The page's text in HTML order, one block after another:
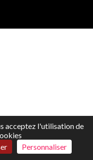
acceptez l'utilisation de
Personnaliser